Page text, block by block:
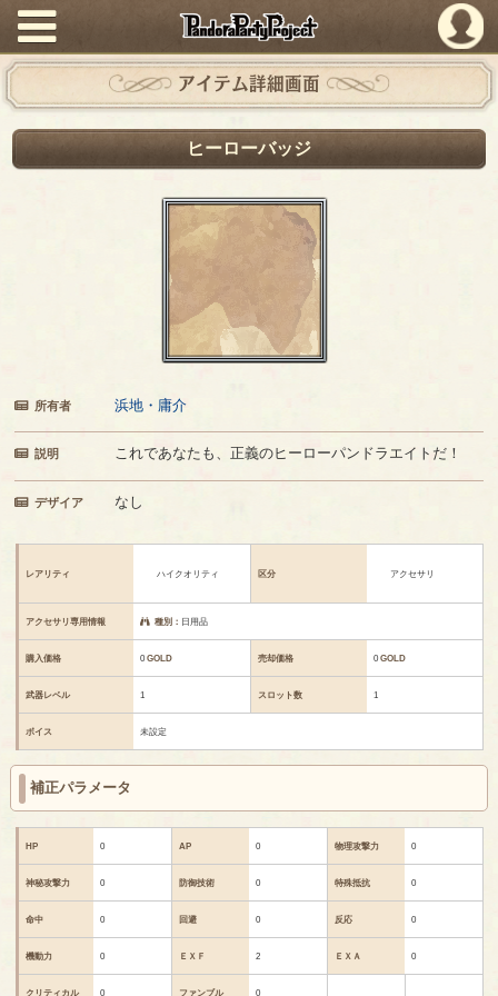
PandoraPartyProject
アイテム詳細画面
ヒーローバッジ
所有者 浜地・庸介
説明 これであなたも、正義のヒーローパンドラエイトだ！
デザイア なし
レアリティ ハイクオリティ 区分 アクセサリ
アクセサリ専用情報 種別： 日用品
購入価格 0GOLD 売却価格 0GOLD
武器レベル 1 スロット数 1
ボイス 未設定
補正パラメータ
HP 0 AP 0 物理攻撃力 0
神秘攻撃力 0 防御技術 0 特殊抵抗 0
命中 0 回避 0 反応 0
機動力 0 ＥＸＦ 2 ＥＸＡ 0
クリティカル 0 ファンブル 0